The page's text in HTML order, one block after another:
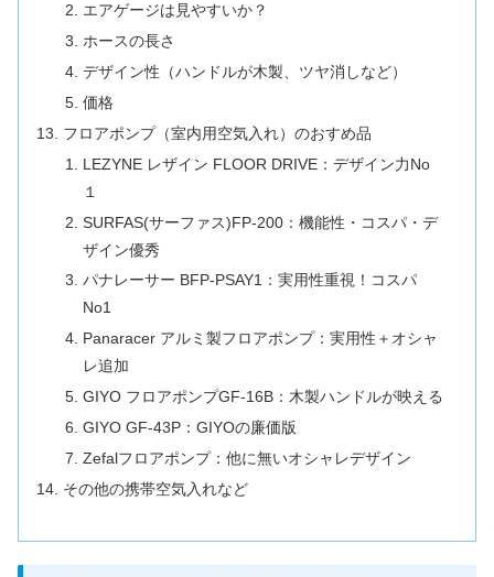
エアゲージは見やすいか？
ホースの長さ
デザイン性（ハンドルが木製、ツヤ消しなど）
価格
フロアポンプ（室内用空気入れ）のおすめ品
LEZYNE レザイン FLOOR DRIVE：デザイン力No
１
SURFAS(サーファス)FP-200：機能性・コスパ・デ
ザイン優秀
パナレーサー BFP-PSAY1：実用性重視！コスパ
No1
Panaracer アルミ製フロアポンプ：実用性＋オシャ
レ追加
GIYO フロアポンプGF-16B：木製ハンドルが映える
GIYO GF-43P：GIYOの廉価版
Zefalフロアポンプ：他に無いオシャレデザイン
その他の携帯空気入れなど